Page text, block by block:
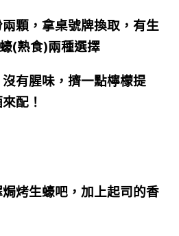
顆， 拿桌號牌換取，有生
(熟食)兩種選擇
有腥味，擠一點檸檬提
配！
烤生蠔吧，加上起司的香